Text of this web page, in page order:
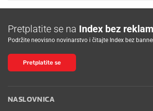
Pretplatite se na Index bez
Podržite neovisno novinarstvo i čitajte Index bez
Pretplatite se
NASLOVNICA